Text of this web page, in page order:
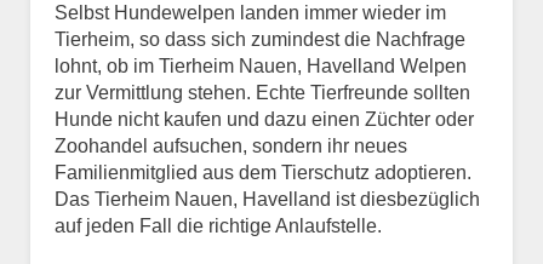
Informationen über das
Tier.
Art des Tiers*
Selbst Hundewelpen landen immer wieder im
Tierheim, so dass sich zumindest die Nachfrage
lohnt, ob im Tierheim Nauen, Havelland Welpen
zur Vermittlung stehen. Echte Tierfreunde sollten
Hunde nicht kaufen und dazu einen Züchter oder
Zoohandel aufsuchen, sondern ihr neues
Familienmitglied aus dem Tierschutz adoptieren.
Das Tierheim Nauen, Havelland ist diesbezüglich
auf jeden Fall die richtige Anlaufstelle.